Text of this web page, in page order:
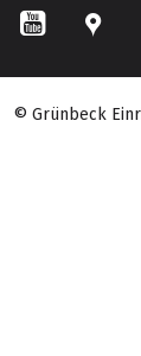
© Grünbeck